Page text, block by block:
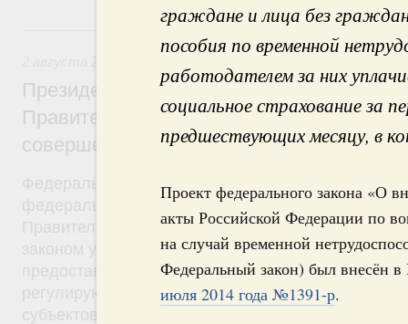
граждане и лица без
пособия по временной
работодателем за них
социальное страхование за
предшествующих месяцу, в
Проект федерального закона «О
акты Российской Федерации по
на случай временной
Федеральный закон) был внесён
июля 2014 года №1391-р.
2 августа 2019, пятница
Президент России подписал
Правительством Федеральный закон,
совершенствование системы
Федеральный закон от 2 августа 2019 года
федерального закона был внесён в Госдуму
Правительства от 24 октября 2018 года №2288-
законом уточняются условия и порядок
предоставления межбюджетных трансфертов.
регулирующие вопросы предоставления